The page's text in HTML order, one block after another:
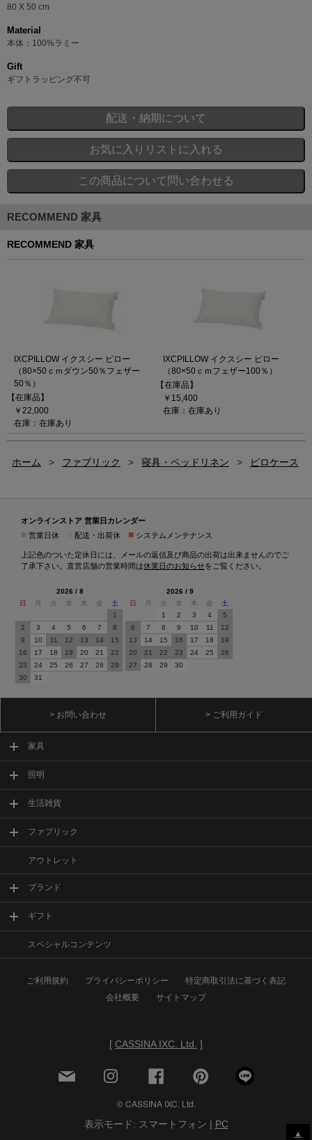
80 X 50 cm
Material
本体：100%ラミー
Gift
ギフトラッピング不可
RECOMMEND 家具
RECOMMEND 家具
IXCPILLOW イクスシー ピロー
（80×50ｃｍダウン50％フェザー
50％）
【在庫品】
￥22,000
在庫：在庫あり
IXCPILLOW イクスシー ピロー
（80×50ｃｍフェザー100％）
【在庫品】
￥15,400
在庫：在庫あり
ホーム > ファブリック > 寝具・ベッドリネン > ピロケース
▲
オンラインストア 営業日カレンダー
営業日休 配送・出荷休 ■ システムメンテナンス
上記色のついた定休日には、メールの返信及び商品の出荷は出来ませんのでご
了承下さい。直営店舗の営業時間は休業日のお知らせをご覧ください。
2026 / 8
日
月 火 水 木 金
土
1
2
3 4 5 6 7
8
9
10 11 12 13 14
15
16
17 18 19 20 21
22
23
24 25 26 27 28
29
30
31
2026 / 9
日
月 火 水 木 金
土
1
2 3 4
5
6
7 8 9 10 11
12
13
14 15 16 17 18
19
20
21 22 23 24 25
26
27
28 29 30
> お問い合わせ > ご利用ガイド
家具
照明
生活雑貨
ファブリック
アウトレット
ブランド
ギフト
スペシャルコンテンツ
ご利用規約 プライバシーポリシー
特定商取引法に基づく表記
会社概要
サイトマップ
[ CASSINA IXC. Ltd. ]
© CASSINA IXC. Ltd.
表示モード: スマートフォン | PC